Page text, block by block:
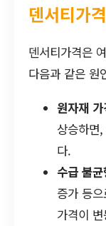
덴서티가
덴서티가격은
다음과 같은 원
원자재
상승하면
다.
수급 불
증가 등
가격이